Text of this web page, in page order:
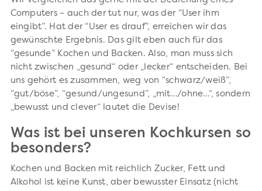
Computers – auch der tut nur, was der “User ihm
eingibt”. Hat der “User es drauf”, erreichen wir das
gewünschte Ergebnis. Das gilt eben auch für das
“gesunde” Kochen und Backen. Also, man muss sich
nicht zwischen „gesund“ oder „lecker“ entscheiden. Bei
uns gehört es zusammen, weg von “schwarz/weiß”,
“gut/böse”, “gesund/ungesund”, „mit…/ohne…“, sondern
„bewusst und clever“ lautet die Devise!
Was ist bei unseren Kochkursen so
besonders?
Kochen und Backen mit reichlich Zucker, Fett und
Alkohol ist keine Kunst, aber bewusster Einsatz (nicht